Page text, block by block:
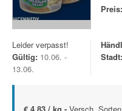
Preis:
Leider verpasst!
Gültig: 10.06. -
13.06.
Stadt: